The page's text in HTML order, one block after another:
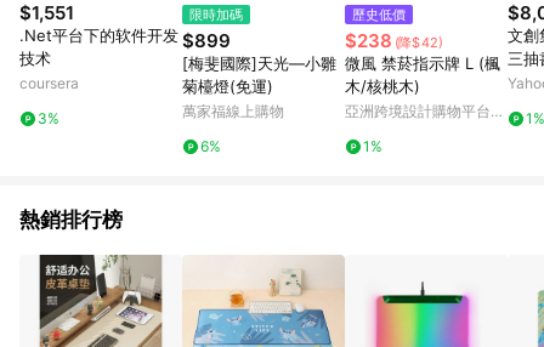
$1,551
.Net平台下的软件开发
技术
coursera
3%
限時加碼
$899
[梅斐國際]天光—小雛
菊檯燈(免運)
萬家福線上購物
6%
歷史低價
$238 (降$42)
微風 禁菸指示牌 L (楓
木/核桃木)
亞洲跨境設計購物平台
1%
文創
三抽
桌
1%
熱銷排行榜